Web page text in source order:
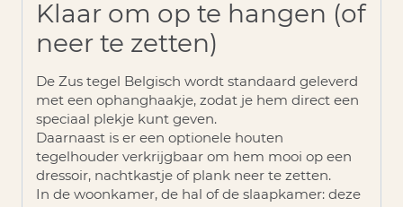
Klaar om op te hangen (of
neer te zetten)
De Zus tegel Belgisch wordt standaard geleverd
met een ophanghaakje, zodat je hem direct een
speciaal plekje kunt geven.
Daarnaast is er een optionele houten
tegelhouder verkrijgbaar om hem mooi op een
dressoir, nachtkastje of plank neer te zetten.
In de woonkamer, de hal of de slaapkamer: deze